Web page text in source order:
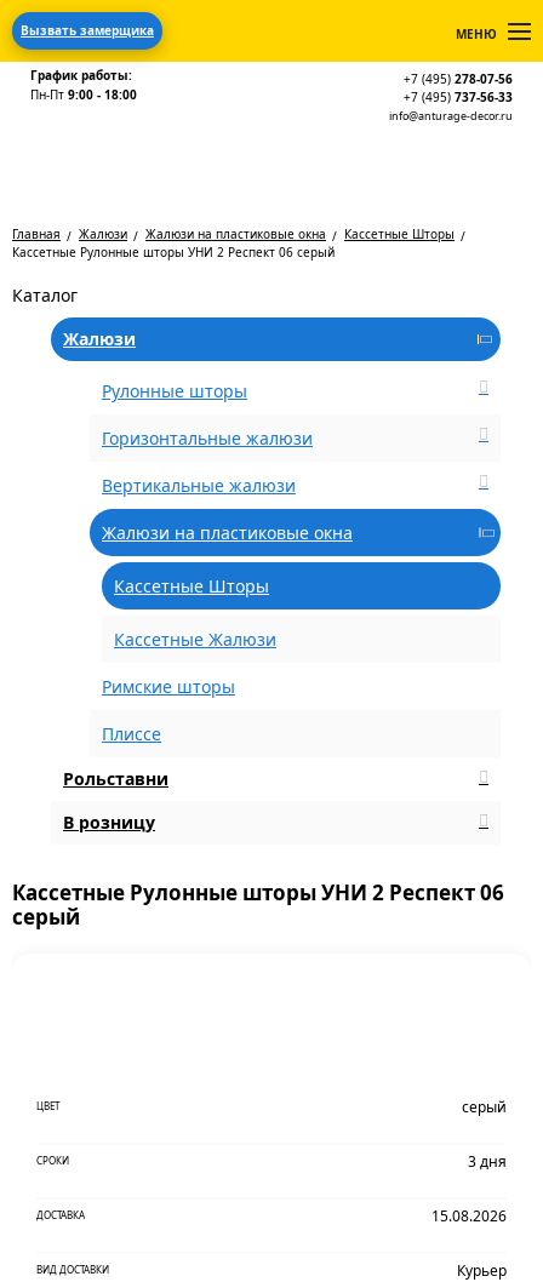
Вызвать замерщика МЕНЮ
График работы:
Пн-Пт 9:00 - 18:00
+7 (495) 278-07-56
+7 (495) 737-56-33
info@anturage-decor.ru
Главная Жалюзи Жалюзи на пластиковые окна
Кассетные Шторы
Кассетные Рулонные шторы УНИ 2 Респект 06 серый
Каталог
Жалюзи
Рулонные шторы
Горизонтальные жалюзи
Вертикальные жалюзи
Жалюзи на пластиковые окна
Кассетные Шторы
Кассетные Жалюзи
Римские шторы
Плиссе
Рольставни
В розницу
Кассетные Рулонные шторы УНИ 2 Респект 06
серый
ЦВЕТ серый
СРОКИ 3 дня
ДОСТАВКА 15.08.2026
ВИД ДОСТАВКИ Курьер